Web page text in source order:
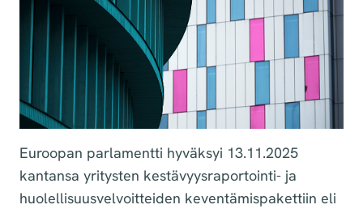
Euroopan parlamentti hyväksyi 13.11.2025
kantansa yritysten kestävyysraportointi- ja
huolellisuusvelvoitteiden keventämispakettiin eli